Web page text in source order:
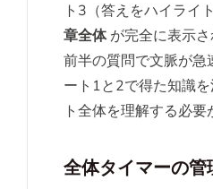
ト3（答えをハイライ
章全体が完全に表示さ
前半の質問で文脈が急
ート1と2で得た知識
ト全体を理解する必要
全体タイマーの管